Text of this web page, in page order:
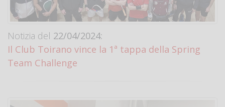
Notizia del 22/04/2024:
Il Club Toirano vince la 1ª tappa della Spring
Team Challenge